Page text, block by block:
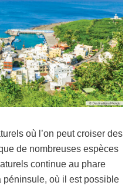
où l’on peut croiser des
de nombreuses espèces
continue au phare
péninsule, où il est possible